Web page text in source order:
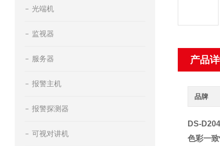
光端机
监视器
服务器
报警主机
报警探测器
可视对讲机
产品
品牌
DS-
色彩一